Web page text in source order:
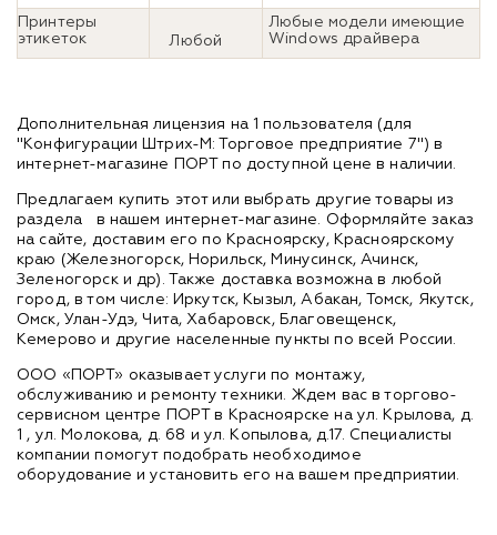
Принтеры
этикеток
Любой
Любые модели имеющие
Windows драйвера
Дополнительная лицензия на 1 пользователя (для
"Конфигурации Штрих-М: Торговое предприятие 7") в
интернет-магазине ПОРТ по доступной цене в наличии.
Предлагаем купить этот или выбрать другие товары из
раздела
в нашем интернет-магазине. Оформляйте заказ
на сайте, доставим его по Красноярску, Красноярскому
краю (Железногорск, Норильск, Минусинск, Ачинск,
Зеленогорск и др). Также доставка возможна в любой
город, в том числе: Иркутск, Кызыл, Абакан, Томск, Якутск,
Омск, Улан-Удэ, Чита, Хабаровск, Благовещенск,
Кемерово и другие населенные пункты по всей России.
ООО «ПОРТ» оказывает услуги по монтажу,
обслуживанию и ремонту техники. Ждем вас в торгово-
сервисном центре ПОРТ в Красноярске на ул. Крылова, д.
1 , ул. Молокова, д. 68 и ул. Копылова, д.17. Специалисты
компании помогут подобрать необходимое
оборудование и установить его на вашем предприятии.